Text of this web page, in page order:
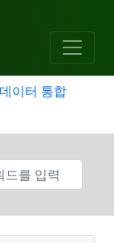
데이터 통합